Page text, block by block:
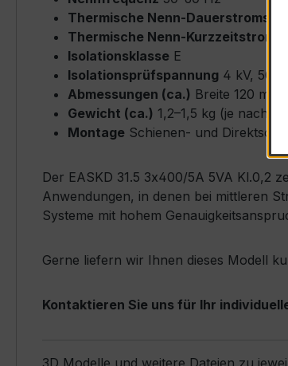
Thermische Nenn-
Thermische Nenn-
Isolationsklasse E
Isolationsprüfspannung 4 kV, 50
Abmessungen (ca.) Breite 120
Gewicht (ca.) 1,2–1,5 kg (je nach
Montage Schienen- und
Der EASKD 31.5 3x400/5A 5VA Kl.0,2
Anwendungen, in denen bei mittleren
Systeme mit hohem
Gerne liefern wir Ihnen dieses Modell
Kontaktieren Sie uns für Ihr